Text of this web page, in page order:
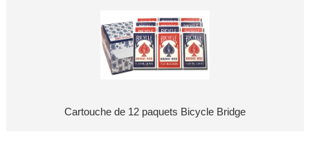
Cartouche de 12 paquets Bicycle Bridge